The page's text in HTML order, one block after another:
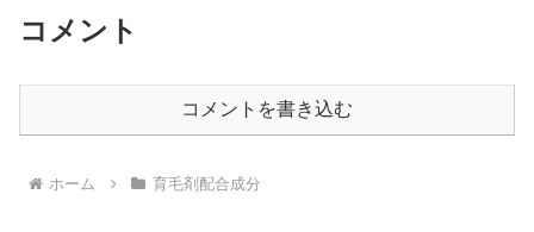
コメント
コメントを書き込む
ホーム 育毛剤配合成分